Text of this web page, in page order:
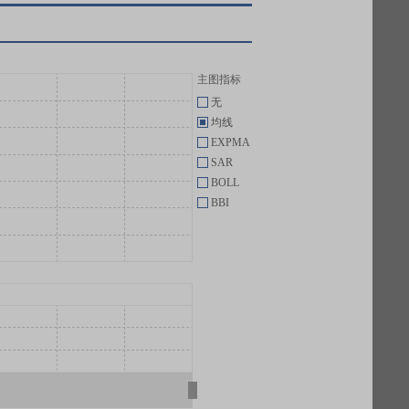
主图指标
无
均线
EXPMA
SAR
BOLL
BBI